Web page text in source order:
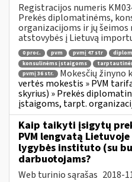
Registracijos numeris
Prekės diplomatinėms,
organizacijoms ir jų šeimos
atstovybės į Lietuvą
0 proc. pvm pvmį 47 str
konsulinėms įstaigoms
pvmį 36 str.
Mokesčių žinyno
vertės mokestis » PVM
skyrius) » Prekės
įstaigoms, tarpt.
Kaip taikyti įsigytų
PVM lengvatą
lygybės instituto (su
darbuotojams?
Web turinio sąrašas 2018-